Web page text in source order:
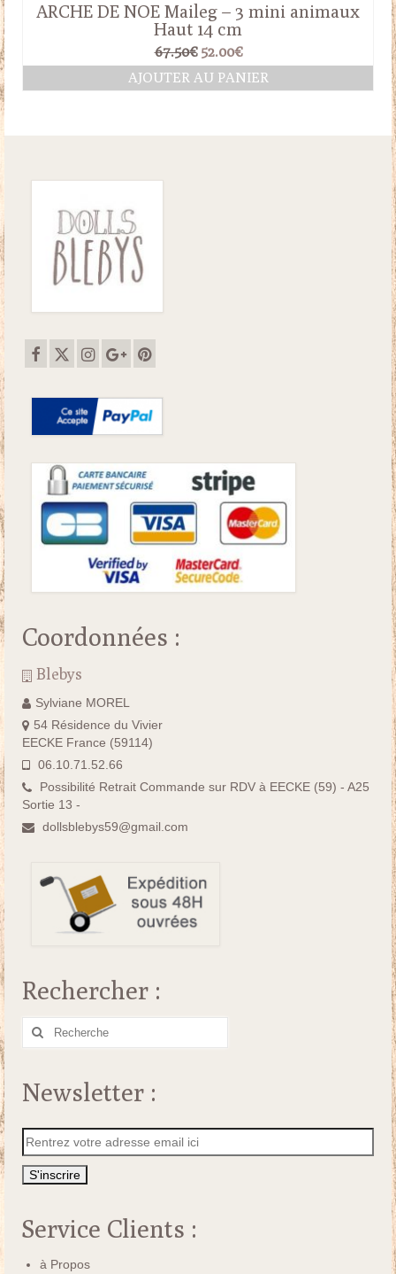
ARCHE DE NOE Maileg – 3 mini animaux
Haut 14 cm
67.50€ Le
prix
initial
52.00€Le
prix
actuel
AJOUTER AU PANIER
Coordonnées :
Blebys
Sylviane MOREL
54 Résidence du Vivier
EECKE France (59114)
06.10.71.52.66
Possibilité Retrait Commande sur RDV à EECKE (59) - A25
Sortie 13 -
dollsblebys59@gmail.com
Rechercher :
Rechercher
Newsletter :
Service Clients :
à Propos